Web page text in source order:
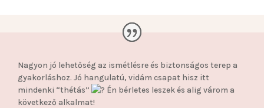
Nagyon jó lehetőség az ismétlésre és biztonságos terep a
gyakorláshoz. Jó hangulatú, vidám csapat hisz itt
mindenki “thétás”
Én bérletes leszek és alig várom a
következő alkalmat!